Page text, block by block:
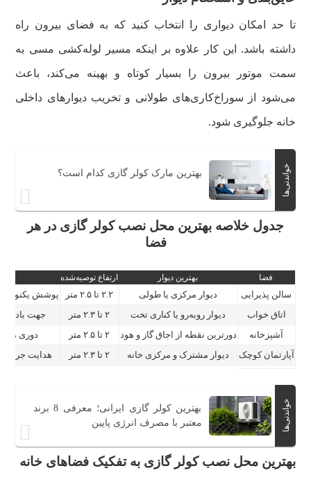
تا حد امکان دیواری را انتخاب کنید که به فضای بیرون راه
داشته باشد. این کار علاوه بر اینکه مسیر لوله‌کشی مسی به
سمت موتور بیرون را بسیار کوتاه و بهینه می‌کند، باعث
می‌شود از سوراخ‌کاری‌های طولانی و تخریب دیوارهای داخلی
خانه جلوگیری شود.
خواندنی‌ها بهترین مارک کولر گازی کدام است؟
جدول خلاصه بهترین محل نصب کولر گازی در هر
فضا
فضا بهترین دیوار ارتفاع توصیه‌شده
سالن پذیرایی دیوار مرکزی یا طولی ۲.۲ تا ۲.۵ متر
پوشش
اتاق خواب
دیوار روبه‌رو یا کناری تخت ۲ تا ۲.۳ متر
جهت باد
آشپزخانه
دورترین نقطه از اجاق گاز و هود ۲ تا ۲.۵ متر
دوری
آپارتمان کوچک
دیوار مشترک و مرکزی خانه ۲ تا ۲.۳ متر هدایت جریان
خواندنی‌ها
بهترین کولر گازی ایرانی؛ معرفی 8 برند
معتبر با مصرف انرژی پایین
بهترین محل نصب کولر گازی به تفکیک فضاهای خانه